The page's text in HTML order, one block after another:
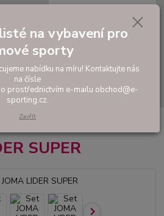
Hledat
0,00 Kč
a soupravy
SUPER
na vybavení pro
sporty
nabídku na míru! Kontaktujte nás
na čísle
prostřednictvím e-mailu obchod@e-
sporting.cz.
Zavřít